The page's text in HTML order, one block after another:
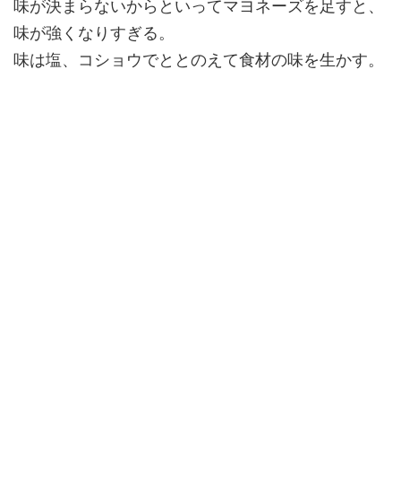
味が決まらないからといってマヨネーズを足すと、
味が強くなりすぎる。
味は塩、コショウでととのえて食材の味を生かす。